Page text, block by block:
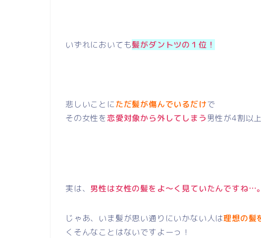
いずれにおいても髪がダントツの１位！
悲しいことにただ髪が傷んでいるだけで
その女性を恋愛対象から外してしまう男性が4割以
実は、 男性は女性の髪をよ～く見ていたんですね…。
じゃあ、いま髪が思い通りにいかない人は理想の髪
くそんなことはないですよーっ！